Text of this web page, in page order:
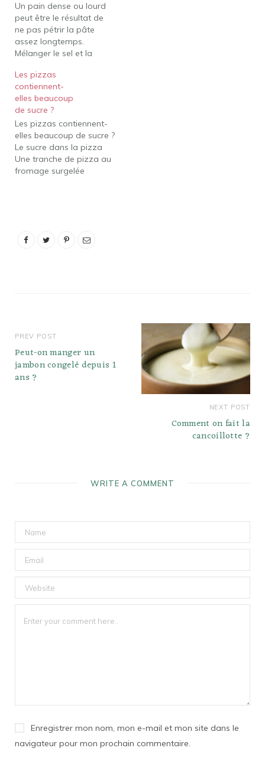
bulles apparaissent,
piquez avec une
fourchette. Or, Sur quoi
faites-vous cuire la pizza
au four ?…
Un pain dense ou lourd
peut être le résultat de
ne pas pétrir la pâte
assez longtemps.
Mélanger le sel et la
Perdre patience au milieu
du moulage de votre
pain et il n'y a pas assez
de tension dans votre
pain fini avant la cuisson.
Or,…
Les pizzas
contiennent-
elles beaucoup
de sucre ?
Les pizzas contiennent-
elles beaucoup de sucre ?
Le sucre dans la pizza
Une tranche de pizza au
fromage surgelée
pepperoni ou de la
PREV POST
Peut-on manger un
jambon congelé depuis 1
ans ?
NEXT POST
Comment on fait la
cancoillotte ?
WRITE A COMMENT
Enregistrer mon nom, mon e-mail et mon site dans le
navigateur pour mon prochain commentaire.